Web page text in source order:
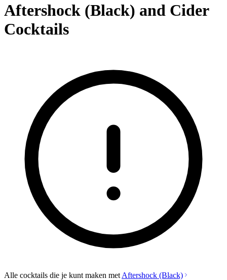
Aftershock (Black) and Cider
Cocktails
Alle cocktails die je kunt maken met Aftershock (Black)